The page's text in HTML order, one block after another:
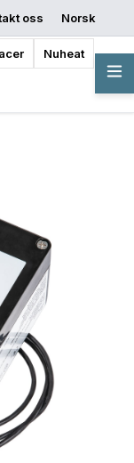
Nuheat
oss
Norsk
Begynn å designe